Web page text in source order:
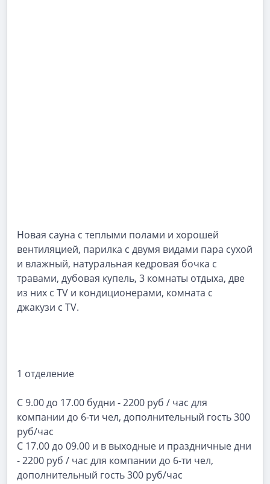
Новая сауна с теплыми полами и хорошей
вентиляцией, парилка с двумя видами пара сухой
и влажный, натуральная кедровая бочка с
травами, дубовая купель, 3 комнаты отдыха, две
из них с ТV и кондиционерами, комната с
джакузи с ТV.
1 отделение
С 9.00 до 17.00 будни - 2200 руб / час для
компании до 6-ти чел, дополнительный гость 300
руб/час
С 17.00 до 09.00 и в выходные и праздничные дни
- 2200 руб / час для компании до 6-ти чел,
дополнительный гость 300 руб/час